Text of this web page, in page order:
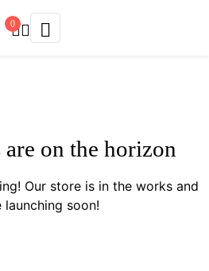
0
on the horizon
Our store is in the works and
launching soon!